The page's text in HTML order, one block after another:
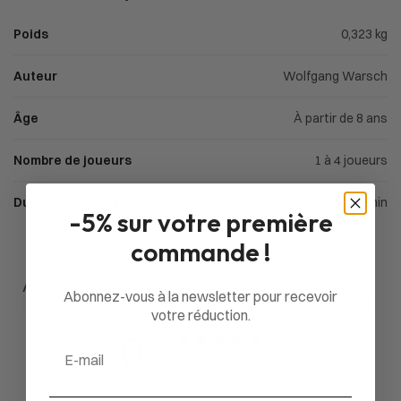
Poids 0,323 kg
Auteur Wolfgang Warsch
Âge À partir de 8 ans
Nombre de joueurs 1 à 4 joueurs
Durée d'une partie 15 à 30min
Avis du client
-5% sur votre première
commande !
Abonnez-vous à la newsletter pour recevoir
votre réduction.